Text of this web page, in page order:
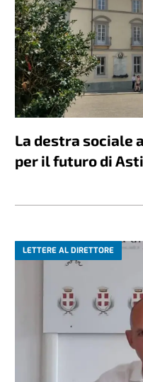
La destra sociale
per il futuro di Asti
LETTERE AL DIRETTORE